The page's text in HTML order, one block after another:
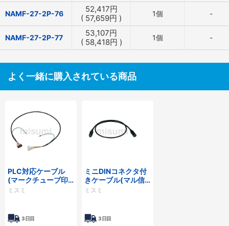
NAMF-27-2P-76 52,417円
( 57,659円 ) 1個 -
NAMF-27-2P-77 53,107円
( 58,418円 ) 1個 -
よく一緒に購入されている商品
PLC対応ケーブル
(マークチューブ印
字 IQM□□□)
ミスミ
3日目
ミニDINコネクタ付
きケーブル(マル信
無線電機製)
ミスミ
3日目